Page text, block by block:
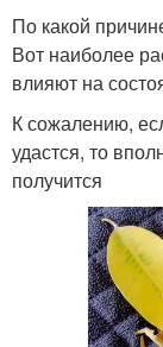
По какой
Вот наиболее
влияют на
К сожалению,
удастся, то
получится